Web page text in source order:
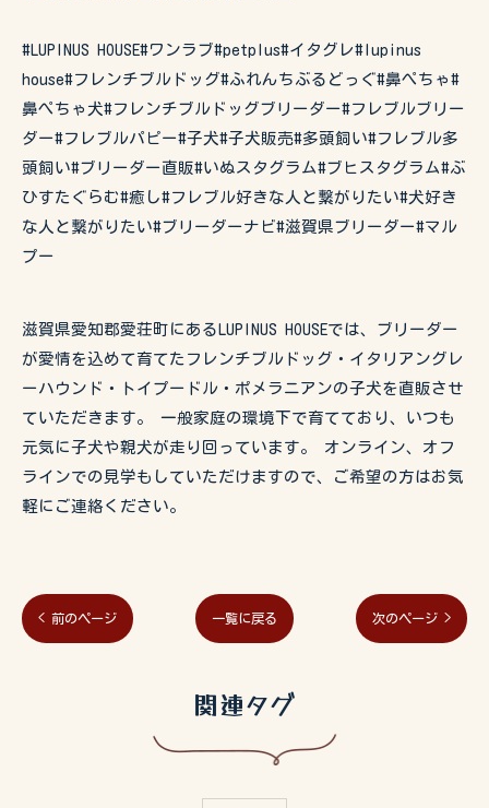
#LUPINUS HOUSE#ワンラブ#petplus#イタグレ#lupinus
house#フレンチブルドッグ#ふれんちぶるどっぐ#鼻ぺちゃ#
鼻ぺちゃ犬#フレンチブルドッグブリーダー#フレブルブリー
ダー#フレブルパピー#子犬#子犬販売#多頭飼い#フレブル多
頭飼い#ブリーダー直販#いぬスタグラム#ブヒスタグラム#ぶ
ひすたぐらむ#癒し#フレブル好きな人と繋がりたい#犬好き
な人と繋がりたい#ブリーダーナビ#滋賀県ブリーダー#マル
プー
滋賀県愛知郡愛荘町にあるLUPINUS HOUSEでは、ブリーダー
が愛情を込めて育てたフレンチブルドッグ・イタリアングレ
ーハウンド・トイプードル・ポメラニアンの子犬を直販させ
ていただきます。 一般家庭の環境下で育てており、いつも
元気に子犬や親犬が走り回っています。 オンライン、オフ
ラインでの見学もしていただけますので、ご希望の方はお気
軽にご連絡ください。
< 前のページ 一覧に戻る 次のページ >
関連タグ